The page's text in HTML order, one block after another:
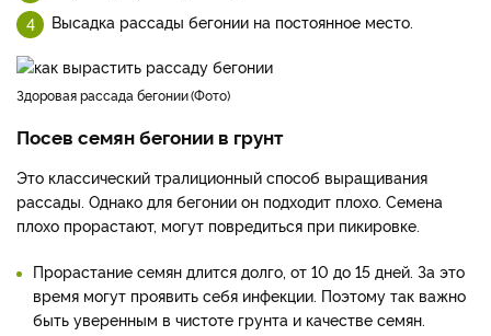
Высадка рассады бегонии на постоянное место.
здоровая рассада бегонии Фото
Посев семян бегонии в грунт
Это классический тралиционный способ выращивания
рассады. Однако для бегонии он подходит плохо. Семена
плохо прорастают, могут повредиться при пикировке.
Прорастание семян длится долго, от 10 до 15 дней. За это
время могут проявить себя инфекции. Поэтому так важно
быть уверенным в чистоте грунта и качестве семян.